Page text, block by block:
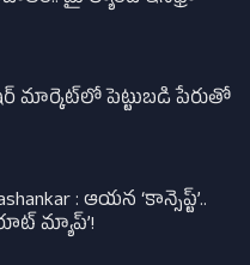
షేర్ మార్కెట్‌లో పెట్టుబడి పేరుతో
: ఆయన ‘కాన్సెప్ట్’..
మ్యాప్’!